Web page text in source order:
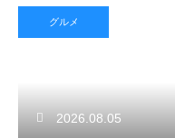
グルメ
2026.08.05